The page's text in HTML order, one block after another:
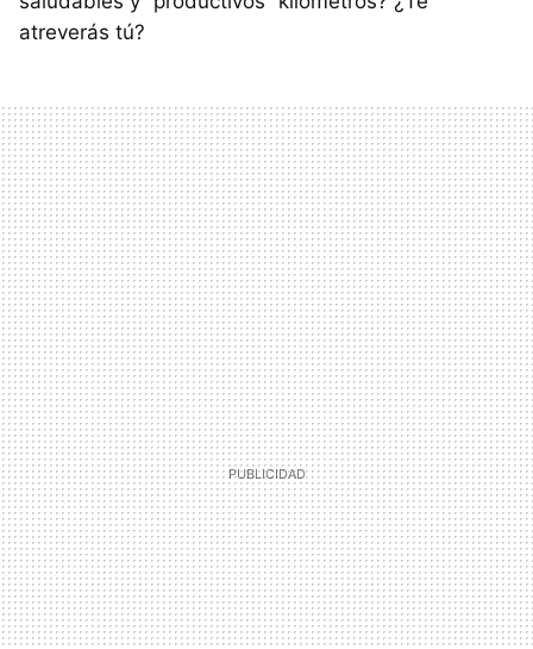
atreverás tú?